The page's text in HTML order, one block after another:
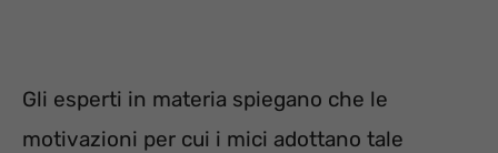
Gli esperti in materia spiegano che le
motivazioni per cui i mici adottano tale